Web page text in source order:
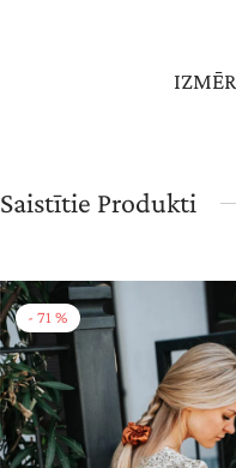
Saistītie Produkti
- 71 %